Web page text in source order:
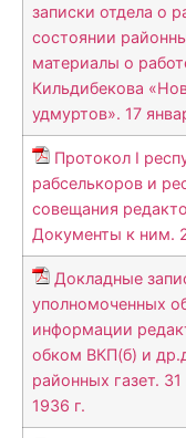
записки отдела о
состоянии
материалы о
Кильдибекова
удмуртов». 17
Протокол I
рабселькоров и
совещания
Документы к ним.
Докладные
уполномоченных
информации
обком ВКП(б) и
районных газет.
1936 г.